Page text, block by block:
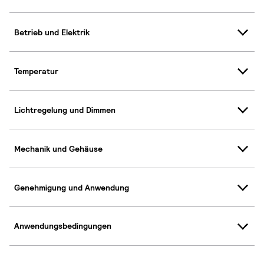
Betrieb und Elektrik
Temperatur
Lichtregelung und Dimmen
Mechanik und Gehäuse
Genehmigung und Anwendung
Anwendungsbedingungen